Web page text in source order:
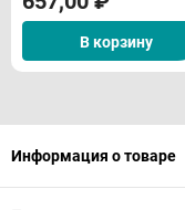
В корзину
Информация о товаре